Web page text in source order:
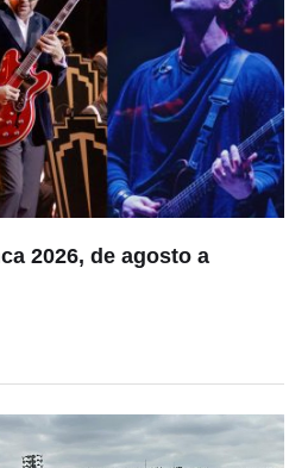
2026, de agosto a